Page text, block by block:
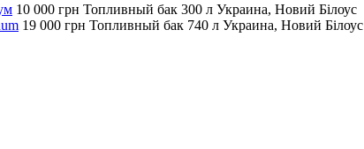
10 000 грн Топливный бак 300 л Украина, Новий Білоус
19 000 грн Топливный бак 740 л Украина, Новий Білоус